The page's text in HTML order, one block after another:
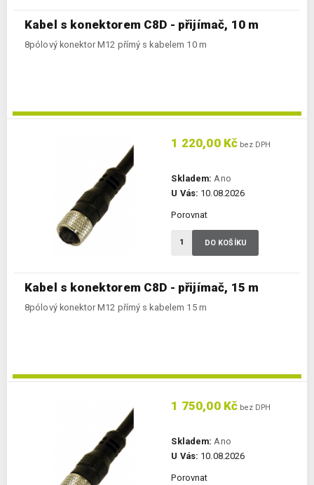
Kabel s konektorem C8D - přijímač, 10 m
8pólový konektor M12 přímý s kabelem 10 m
Kabel s konektorem C8D - přijímač, 15 m
8pólový konektor M12 přímý s kabelem 15 m
1 220,00 Kč bez DPH
Skladem: Ano
U Vás: 10.08.2026
Porovnat
DO KOŠÍKU
1 750,00 Kč bez DPH
Skladem: Ano
U Vás: 10.08.2026
Porovnat